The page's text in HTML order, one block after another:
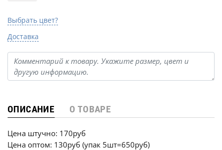
Выбрать цвет?
Доставка
ОПИСАНИЕ О ТОВАРЕ
Цена штучно: 170руб
Цена оптом: 130руб (упак 5шт=650руб)